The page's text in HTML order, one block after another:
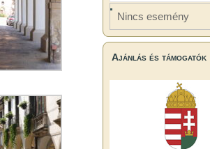
Nincs esemény
Ajánlás és támogatók